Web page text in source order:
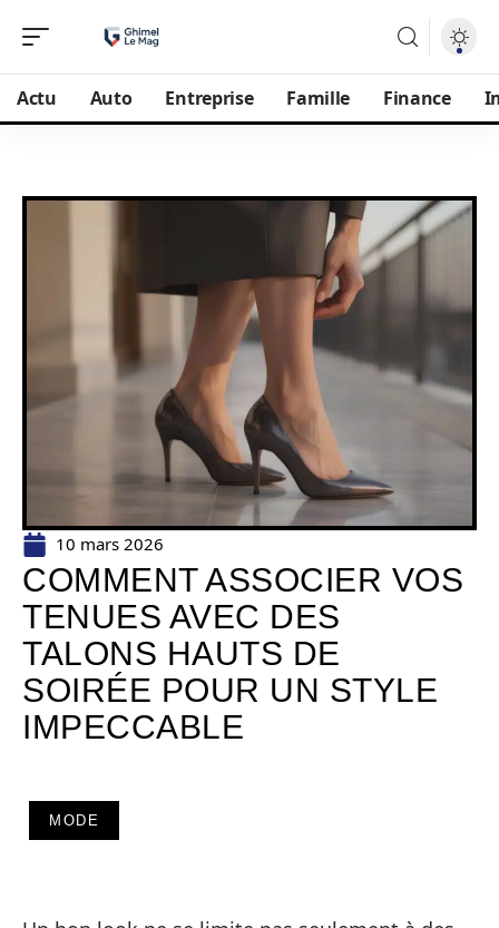
Actu Auto Entreprise Famille Finance
10 mars 2026
COMMENT ASSOCIER VOS
TENUES AVEC DES
TALONS HAUTS DE
SOIRÉE POUR UN STYLE
IMPECCABLE
MODE